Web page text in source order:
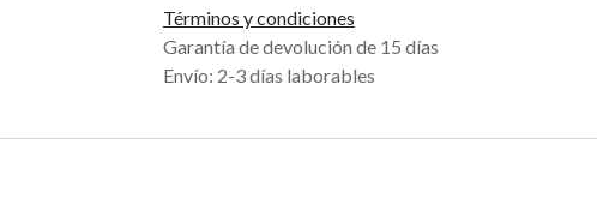
Términos y condiciones
Garantía de devolución de 15 días
Envío: 2-3 días laborables